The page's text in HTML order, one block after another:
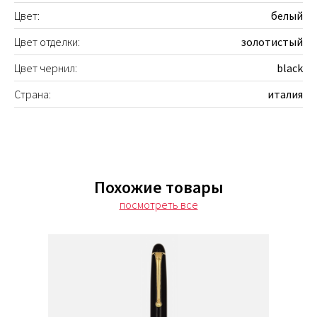
Цвет:
белый
Цвет отделки:
золотистый
Цвет чернил:
black
Страна:
италия
Похожие товары
посмотреть все